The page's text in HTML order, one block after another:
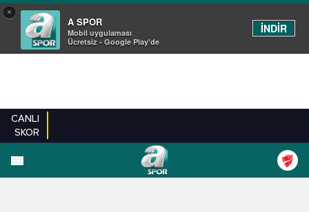
×
A SPOR
Mobil uygulaması
Ücretsiz - Google Play'de
İNDİR
CANLI
SKOR